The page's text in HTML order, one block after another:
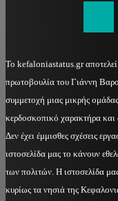
Το kefaloniastatus.gr αποτελεί
πρωτοβουλία του Γιάννη
συμμετοχή μιας μικρής ομάδας
κερδοσκοπικό χαρακτήρα και
Δεν έχει έμμισθες σχέσεις
ιστοσελίδα μας το κάνουν
των πολιτών. Η ιστοσελίδα
κυρίως τα νησιά της